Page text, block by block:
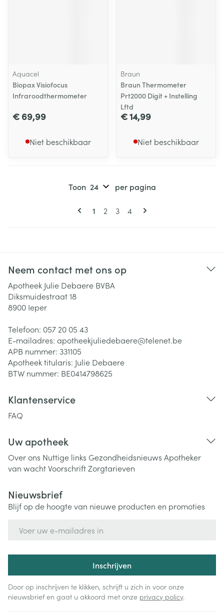
Aquacel
Biopax Visiofocus
Infraroodthermometer
€ 69,99
Niet beschikbaar
Braun
Braun Thermometer
Prt2000 Digit + Instelling
Lftd
€ 14,99
Niet beschikbaar
Pagina's
U lees momenteel pagina
1 Pagina
2 Pagina
3 Pagina
4
Toon per pagina
Neem contact met ons op
Apotheek Julie Debaere BVBA
Diksmuidestraat 18
8900 Ieper
Telefoon: 057 20 05 43
E-mailadres: apotheekjuliedebaere@telenet.be
APB nummer: 331105
Apotheek titularis: Julie Debaere
BTW nummer: BE0414798625
Klantenservice
FAQ
Uw apotheek
Over ons Nuttige links Gezondheidsnieuws Apotheker
van wachtVoorschriftZorgtarieven
Nieuwsbrief
Blijf op de hoogte van nieuwe producten en promoties
Inschrijven
Door op inschrijven te klikken, schrijft u zich in voor onze
nieuwsbrief en gaat u akkoord met onze privacy policy.